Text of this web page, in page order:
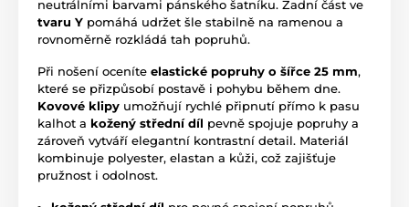
neutrálními barvami pánského šatníku. Zadní část ve
tvaru Y pomáhá udržet šle stabilně na ramenou a
rovnoměrně rozkládá tah popruhů.
Při nošení oceníte elastické popruhy o šířce 25 mm,
které se přizpůsobí postavě i pohybu během dne.
Kovové klipy umožňují rychlé připnutí přímo k pasu
kalhot a kožený střední díl pevně spojuje popruhy a
zároveň vytváří elegantní kontrastní detail. Materiál
kombinuje polyester, elastan a kůži, což zajišťuje
pružnost i odolnost.